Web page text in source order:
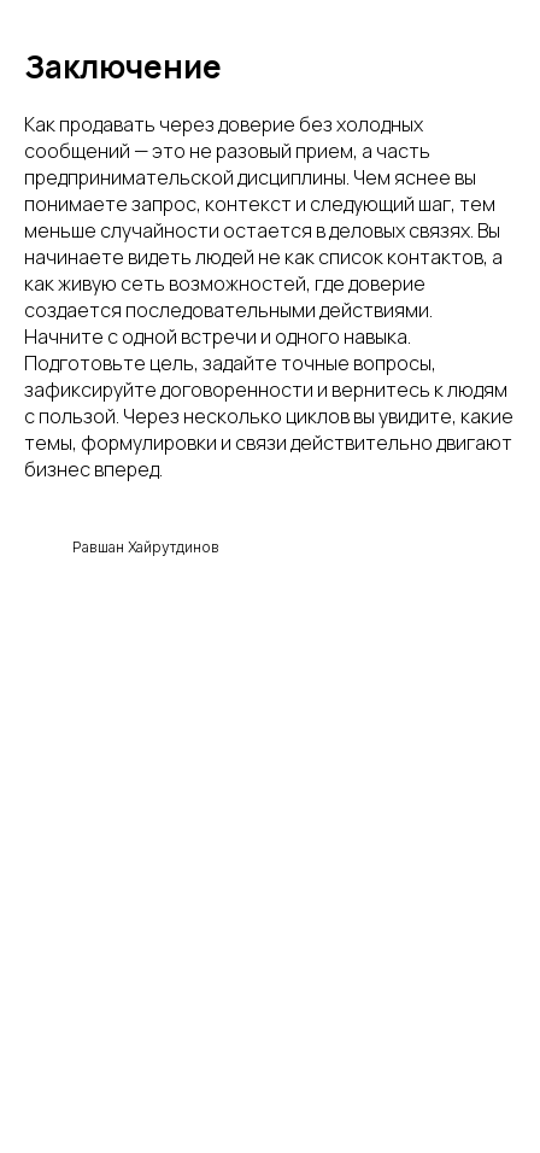
Заключение
Как продавать через доверие без холодных
сообщений — это не разовый прием, а часть
предпринимательской дисциплины. Чем яснее вы
понимаете запрос, контекст и следующий шаг, тем
меньше случайности остается в деловых связях. Вы
начинаете видеть людей не как список контактов, а
как живую сеть возможностей, где доверие
создается последовательными действиями.
Начните с одной встречи и одного навыка.
Подготовьте цель, задайте точные вопросы,
зафиксируйте договоренности и вернитесь к людям
с пользой. Через несколько циклов вы увидите, какие
темы, формулировки и связи действительно двигают
бизнес вперед.
Равшан Хайрутдинов